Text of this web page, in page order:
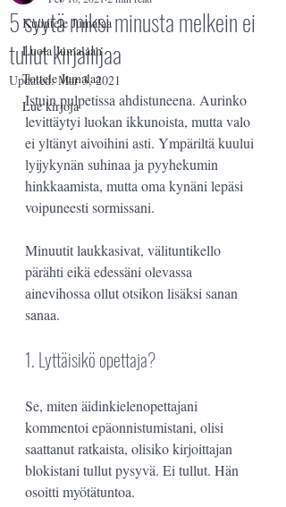
Kuuntele Jumalaa
Luota Jumalaan
Tottele Jumalaa
Lue kirjoja
5 syytä miksi minusta melkein ei
tullut kirjailijaa
Updated:Mar 3, 2021
Istuin pulpetissa ahdistuneena. Aurinko
levittäytyi luokan ikkunoista, mutta valo
ei yltänyt aivoihini asti. Ympäriltä kuului
lyijykynän suhinaa ja pyyhekumin
hinkkaamista, mutta oma kynäni lepäsi
voipuneesti sormissani.
Minuutit laukkasivat, välituntikello
pärähti eikä edessäni olevassa
ainevihossa ollut otsikon lisäksi sanan
sanaa.
1. Lyttäisikö opettaja?
Se, miten äidinkielenopettajani
kommentoi epäonnistumistani, olisi
saattanut ratkaista, olisiko kirjoittajan
blokistani tullut pysyvä. Ei tullut. Hän
osoitti myötätuntoa.